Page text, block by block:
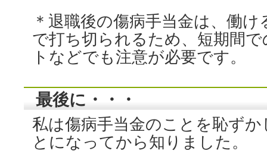
＊退職後の傷病手当金は、働
で打ち切られるため、短期間
トなどでも注意が必要です。
最後に・・・
私は傷病手当金のことを恥ず
とになってから知りました。